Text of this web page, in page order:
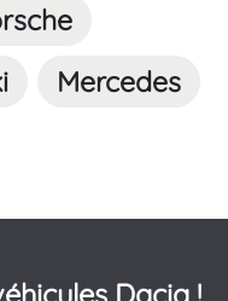
Mercedes
Dacia !